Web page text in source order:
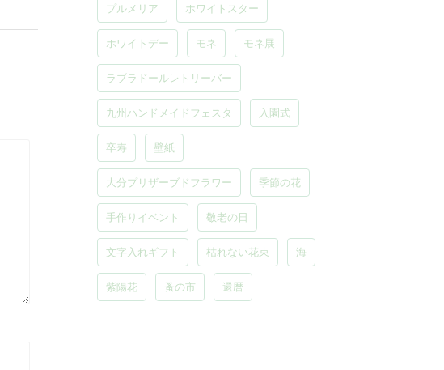
プルメリア ホワイトスター
ホワイトデー モネ モネ展
ラブラドールレトリーバー
九州ハンドメイドフェスタ 入園式
卒寿 壁紙
大分プリザーブドフラワー 季節の花
手作りイベント 敬老の日
文字入れギフト 枯れない花束 海
紫陽花 蚤の市 還暦